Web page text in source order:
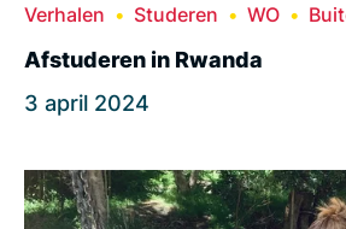
Verhalen Studeren WO
Afstuderen in Rwanda
3 april 2024